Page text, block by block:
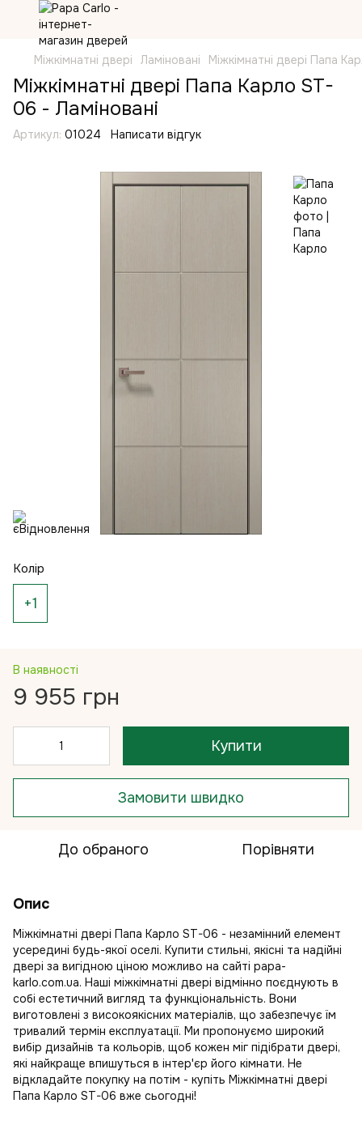
Міжкімнатні двері Ламіновані Міжкімнатні двері Папа
Міжкімнатні двері Папа Карло ST-
06 - Ламіновані
Артикул: 01024 Написати відгук
Колір
+1
В наявності
9 955 грн
Купити
Замовити швидко
До обраного Порівняти
Опис
Міжкімнатні двері Папа Карло ST-06 - незамінний елемент
усередині будь-якої оселі. Купити стильні, якісні та надійні
двері за вигідною ціною можливо на сайті papa-
karlo.com.ua. Наші міжкімнатні двері відмінно поєднують в
собі естетичний вигляд та функціональність. Вони
виготовлені з високоякісних матеріалів, що забезпечує їм
тривалий термін експлуатації. Ми пропонуємо широкий
вибір дизайнів та кольорів, щоб кожен міг підібрати двері,
які найкраще впишуться в інтер'єр його кімнати. Не
відкладайте покупку на потім - купіть Міжкімнатні двері
Папа Карло ST-06 вже сьогодні!